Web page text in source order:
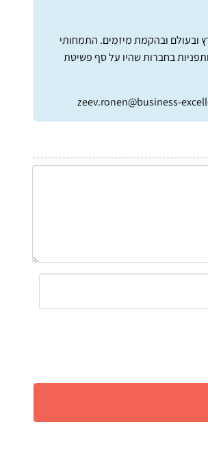
ובעולם ובהקמת מיזמים. התמחותי
בחברות שהיו על סף פשיטת
zeev.ronen@business-